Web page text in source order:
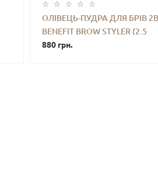
ОЛІВЕЦЬ-ПУДРА ДЛЯ БРІВ
BENEFIT BROW STYLER (2.5
NEUTRAL BLONDE)
880 грн.